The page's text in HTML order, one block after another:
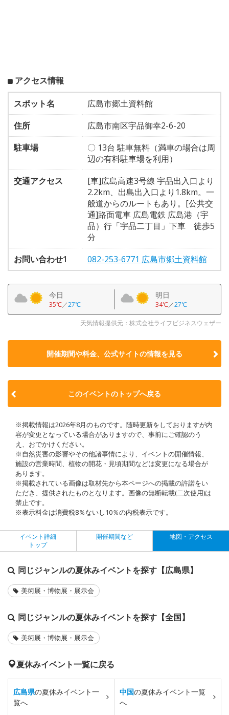
アクセス情報
スポット名
広島市郷土資料館
住所
広島市南区宇品御幸2-6-20
駐車場
〇 13台 駐車無料（満車の場合は周
辺の有料駐車場を利用）
交通アクセス
[車]広島高速3号線 宇品出入口より
2.2km、出島出入口より1.8km。一
般道からのルートもあり。[公共交
通]路面電車 広島電鉄 広島港（宇
品）行「宇品二丁目」下車 徒歩5
分
お問い合わせ1
082-253-6771 広島市郷土資料館
今日
35℃／27℃
明日
34℃／27℃
天気情報提供元：株式会社ライフビジネスウェザー
開催期間や料金、公式サイトの情報を見る
このイベントのトップへ戻る
※掲載情報は2026年8月のものです。随時更新をしておりますが内
容が変更となっている場合がありますので、事前にご確認のう
え、おでかけください。
※自然災害の影響やその他諸事情により、イベントの開催情報、
施設の営業時間、植物の開花・見頃期間などは変更になる場合が
あります。
※掲載されている画像は取材先から本ページへの掲載の許諾をい
ただき、提供されたものとなります。画像の無断転載(二次使用)は
禁止です。
※表示料金は消費税8％ないし10％の内税表示です。
イベント詳細
トップ
開催期間など 地図・アクセス
同じジャンルの夏休みイベントを探す【広島県】
美術展・博物展・展示会
同じジャンルの夏休みイベントを探す【全国】
美術展・博物展・展示会
夏休みイベント一覧に戻る
広島県の夏休みイベント一
覧へ
中国の夏休みイベント一覧
へ